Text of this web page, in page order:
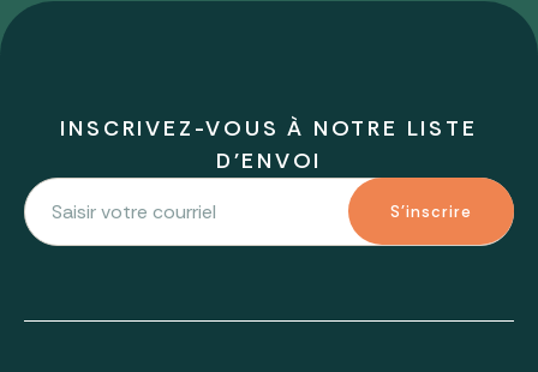
INSCRIVEZ-VOUS À NOTRE LISTE
D'ENVOI
S'inscrire